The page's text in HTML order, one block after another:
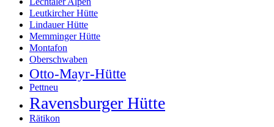
Leutkircher Hütte
Lindauer Hütte
Memminger Hütte
Montafon
Oberschwaben
Otto-Mayr-Hütte
Pettneu
Ravensburger Hütte
Rätikon